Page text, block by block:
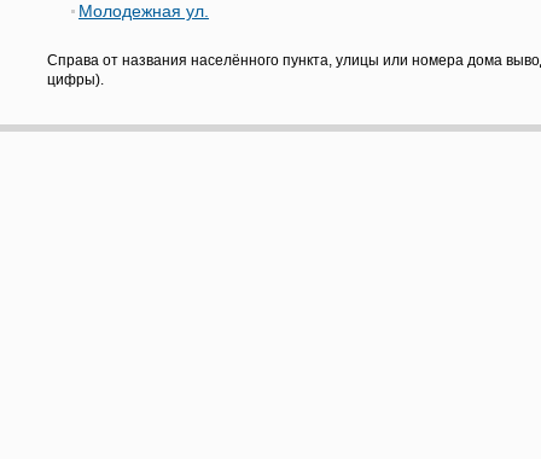
Молодежная ул.
Справа от названия населённого пункта, улицы или номера дома
цифры).